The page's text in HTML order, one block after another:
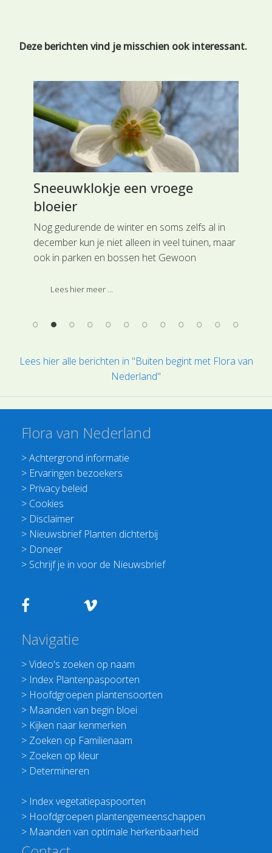
Deze berichten vind je misschien ook interessant.
Sneeuwklokje een vroege
bloeier
Nog gedurende de winter en soms zelfs al in
december kun je niet alleen in veel tuinen, maar
ook in parken en bossen het Gewoon
Lees hier meer ...
Lees hier alle berichten in "Buiten begint met Flora van
Nederland"
Flora van Nederland
>Achtergrond informatie
> Ervaringen bezoekers
> Privacy beleid
> Cookies
> Disclaimer
> Nieuwsbrief Planten dichterbij
> Doneer
> Schrijf je in voor de Nieuwsbrief
Navigatie
>Video's zoeken op naam
> Index Plantenpaspoorten
> Hoofdgroepen plantensoorten
> Maanden van begin bloei
> Kijken naar kenmerken
> Zoeken op Familienaam
> Zoeken op kleur
> Determineren
> Index vegetatiepaspoorten
> Hoofdgroepen plantengemeenschappen
> Maanden van optimale herkenbaarheid